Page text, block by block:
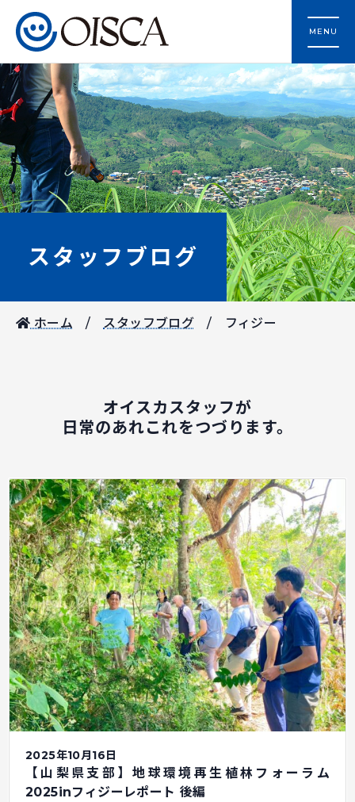
MENU
スタッフブログ
ホーム スタッフブログ フィジー
オイスカスタッフが
日常のあれこれをつづります。
2025年10月16日
【山梨県支部】地球環境再生植林フォーラム
2025inフィジーレポート 後編